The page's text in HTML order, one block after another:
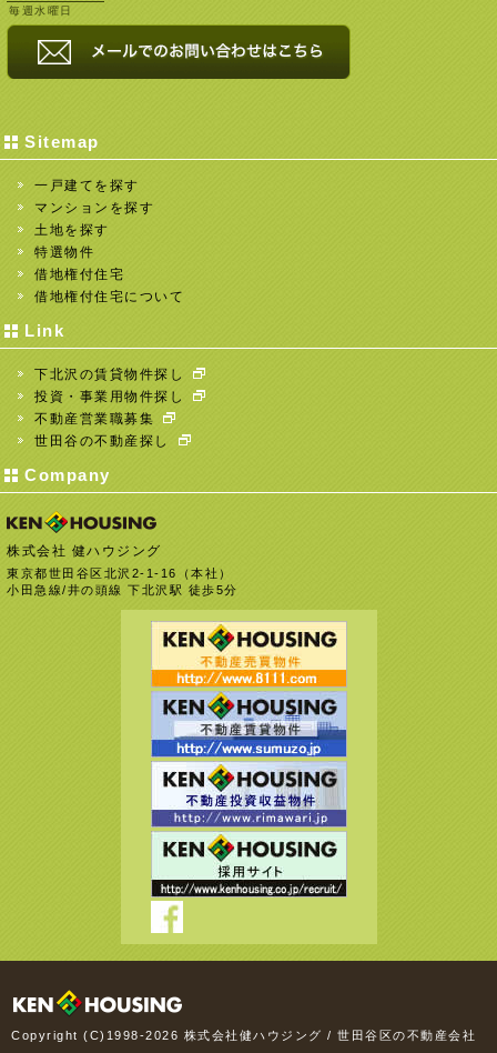
毎週水曜日
Sitemap
一戸建てを探す
マンションを探す
土地を探す
特選物件
借地権付住宅
借地権付住宅について
Link
下北沢の賃貸物件探し
投資・事業用物件探し
不動産営業職募集
世田谷の不動産探し
Company
株式会社 健ハウジング
東京都世田谷区北沢2-1-16（本社）
小田急線/井の頭線 下北沢駅 徒歩5分
Copyright (C)1998-2026 株式会社健ハウジング / 世田谷区の不動産会社